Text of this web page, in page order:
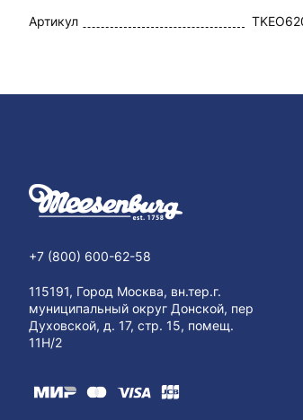
Артикул
+7 (800) 600-62-58
115191, Город Москва, вн.тер.г.
муниципальный округ Донской, пер
Духовской, д. 17, стр. 15, помещ.
11Н/2